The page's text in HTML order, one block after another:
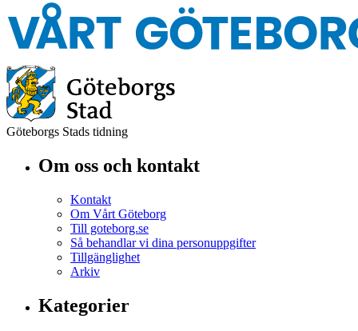
Göteborgs Stads tidning
Om oss och kontakt
Kontakt
Om Vårt Göteborg
Till goteborg.se
Så behandlar vi dina personuppgifter
Tillgänglighet
Arkiv
Kategorier